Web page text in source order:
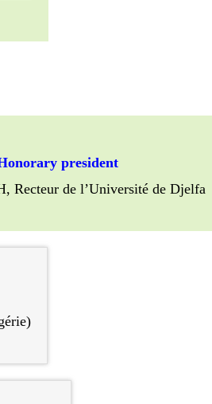
president
Recteur de l’Université de Djelfa